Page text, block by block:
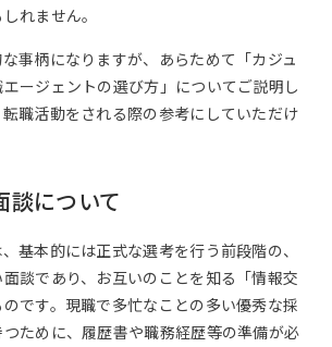
れません。
事柄になりますが、あらためて「カジュ
ージェントの選び方」についてご説明し
職活動をされる際の参考にしていただけ
談について
基本的には正式な選考を行う前段階の、
談であり、お互いのことを知る「情報交
です。現職で多忙なことの多い優秀な採
ために、履歴書や職務経歴等の準備が必